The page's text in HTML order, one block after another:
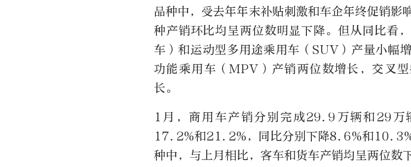
品种中，受去年年末补贴刺激和车企年终促销影
种产销环比均呈两位数明显下降。但从同比看
车）和运动型多用途乘用车（SUV）产量小幅
功能乘用车（MPV）产销两位数增长，交叉
长。
1月，商用车产销分别完成29.9万辆和29万
17.2%和21.2%，同比分别下降8.6%和
种中，与上月相比，客车和货车产销均呈两位数